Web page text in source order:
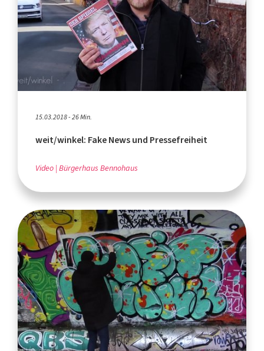
15.03.2018 - 26 Min.
weit/winkel: Fake News und Pressefreiheit
Video Bürgerhaus Bennohaus